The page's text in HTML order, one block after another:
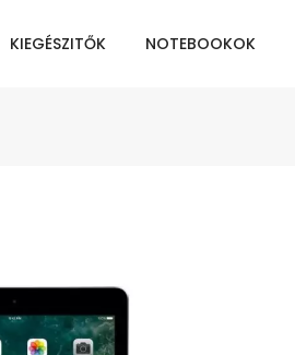
KIEGÉSZITŐK NOTEBOOKOK